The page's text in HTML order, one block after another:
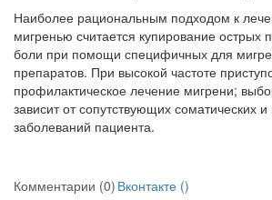
Наиболее рациональным подходом к
мигренью считается купирова­ние острых
боли при помо­щи специфичных для
препаратов. При высокой частоте
профилактическое лечение ми­грени;
зависит от сопутству­ющих соматических и
заболева­ний пациента.
Комментарии (0) Вконтакте ()